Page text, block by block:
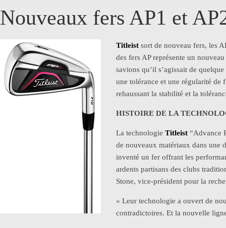
Nouveaux fers AP1 et
Titleist sort de nouveau fers, les
des fers AP représente un
savions qu’il s’agissait de
une tolérance et une régularité de
rehaussant la stabilité et la
HISTOIRE DE LA
La technologie Titleist “Advance
de nouveaux matériaux dans une
inventé un fer offrant les
ardents partisans des clubs
Stone, vice-président pour la
« Leur technologie a ouvert de
contradictoires. Et la nouvelle